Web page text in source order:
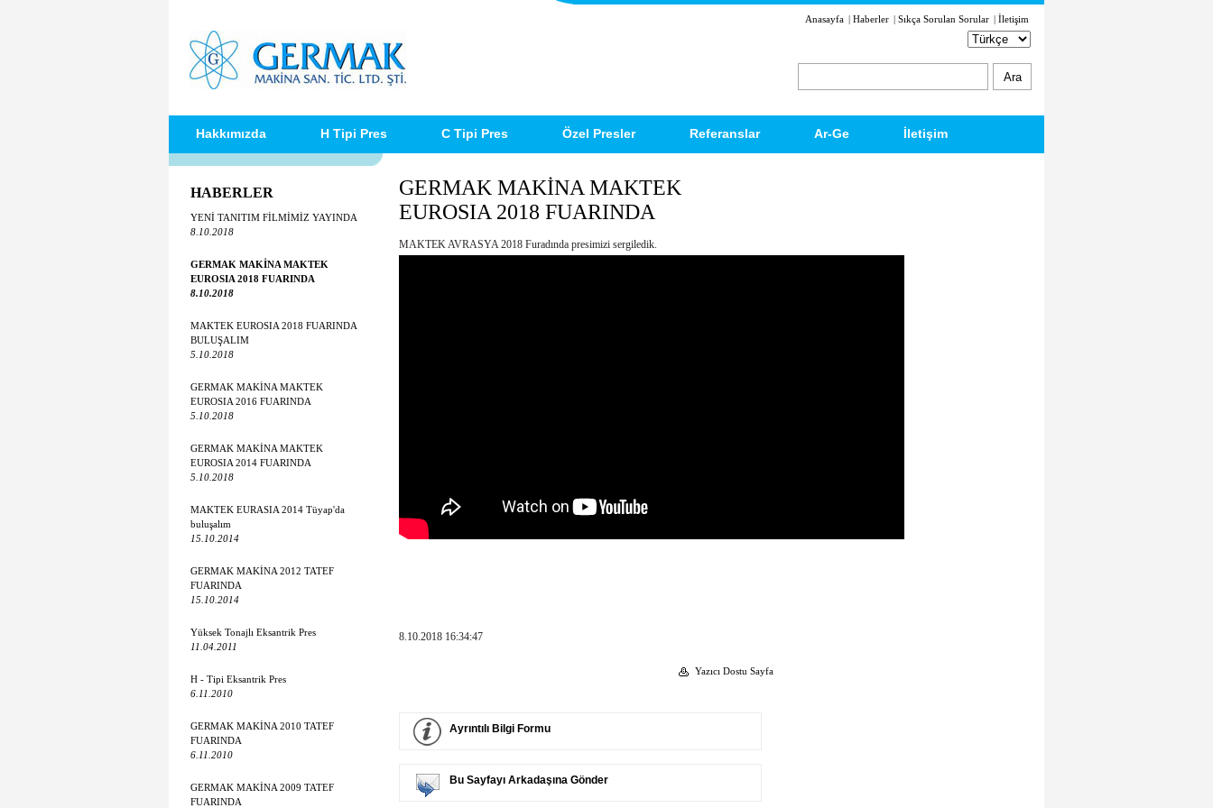
Anasayfa | Haberler | Sıkça Sorulan Sorular | İletişim
Hakkımızda H Tipi Pres C Tipi Pres Özel Presler Referanslar Ar-Ge İletişim
HABERLER
YENİ TANITIM FİLMİMİZ YAYINDA
8.10.2018
GERMAK MAKİNA MAKTEK
EUROSIA 2018 FUARINDA
8.10.2018
MAKTEK EUROSIA 2018 FUARINDA
BULUŞALIM
5.10.2018
GERMAK MAKİNA MAKTEK
EUROSIA 2016 FUARINDA
5.10.2018
GERMAK MAKİNA MAKTEK
EUROSIA 2014 FUARINDA
5.10.2018
MAKTEK EURASIA 2014 Tüyap'da
buluşalım
15.10.2014
GERMAK MAKİNA 2012 TATEF
FUARINDA
15.10.2014
Yüksek Tonajlı Eksantrik Pres
11.04.2011
H - Tipi Eksantrik Pres
6.11.2010
GERMAK MAKİNA 2010 TATEF
FUARINDA
6.11.2010
GERMAK MAKİNA 2009 TATEF
FUARINDA
GERMAK MAKİNA MAKTEK
EUROSIA 2018 FUARINDA
MAKTEK AVRASYA 2018 Furadında presimizi sergiledik.
8.10.2018 16:34:47
Yazıcı Dostu Sayfa
Ayrıntılı Bilgi Formu
Bu Sayfayı Arkadaşına Gönder